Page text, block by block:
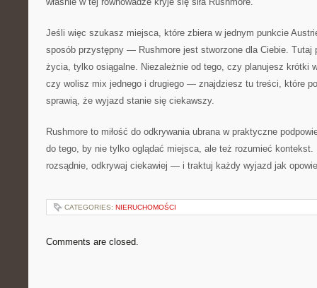
Jeśli więc szukasz miejsca, które zbiera w jednym punkcie
sposób przystępny — Rushmore jest stworzone dla Ciebie. Tutaj
życia, tylko osiągalne. Niezależnie od tego, czy planujesz krótki
czy wolisz mix jednego i drugiego — znajdziesz tu treści, które
sprawią, że wyjazd stanie się ciekawszy.
Rushmore to miłość do odkrywania ubrana w praktyczne
do tego, by nie tylko oglądać miejsca, ale też rozumieć kontekst.
rozsądnie, odkrywaj ciekawiej — i traktuj każdy wyjazd jak
CATEGORIES: NIERUCHOMOŚCI
Comments are closed.